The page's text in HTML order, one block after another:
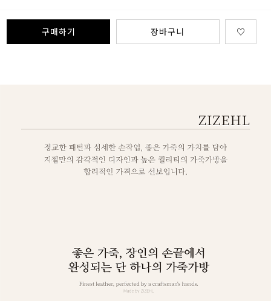
구매하기 장바구니 ♡